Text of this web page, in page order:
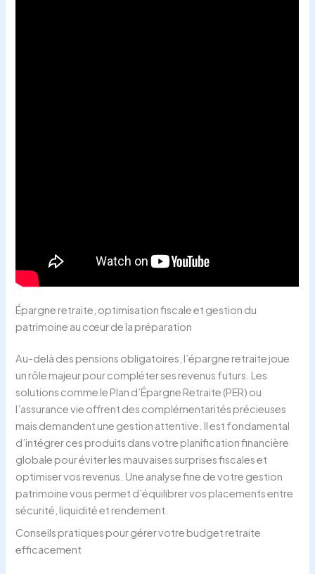
Épargne retraite, optimisation fiscale et gestion du
patrimoine au cœur de la préparation
Au-delà des pensions obligatoires, l’épargne retraite joue
un rôle majeur pour compléter ses revenus futurs. Les
solutions comme le Plan d’Épargne Retraite (PER) ou
l’assurance vie offrent des complémentarités précieuses
mais demandent une gestion attentive. Il est fondamental
d’intégrer ces produits dans votre planification financière
globale pour éviter les mauvaises surprises fiscales et
optimiser vos revenus. Une analyse fine de votre gestion
patrimoine vous permet d’équilibrer vos placements entre
sécurité, liquidité et rendement.
Conseils pratiques pour gérer votre budget retraite
efficacement